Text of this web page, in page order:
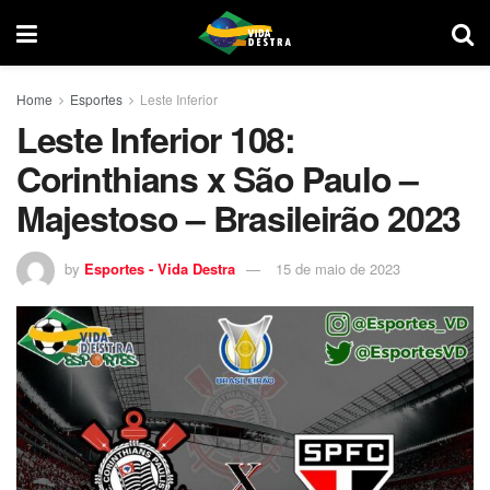
Home Esportes Leste Inferior
Leste Inferior 108:
Corinthians x São Paulo –
Majestoso – Brasileirão 2023
by Esportes - Vida Destra 15 de maio de 2023